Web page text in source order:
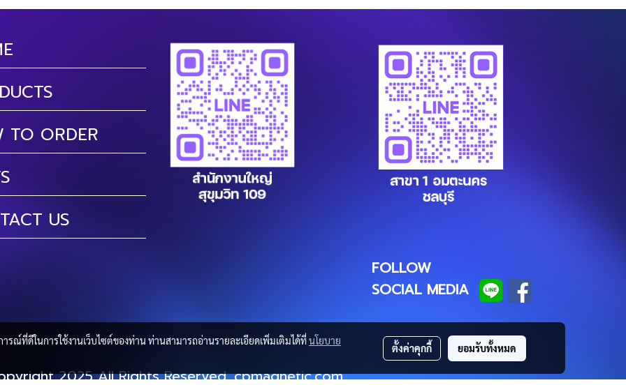
TO ORDER
US
FOLLOW
SOCIAL MEDIA
2025 All Rights Reserved. cpmagnetic.com
ณ์ที่ดีในการใช้งานเว็บไซต์ของท่าน ท่านสามารถอ่านรายละเอียดเพิ่มเติมได้ที่นโยบาย
ตั้งค่าคุกกี้ ยอมรับทั้งหมด